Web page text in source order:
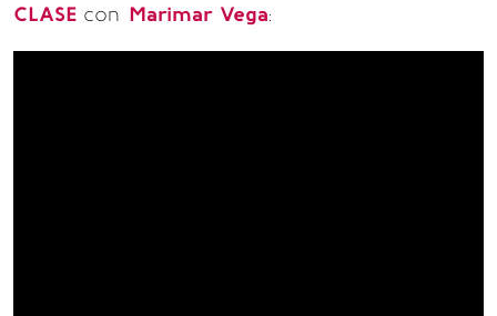
CLASE con Marimar Vega: